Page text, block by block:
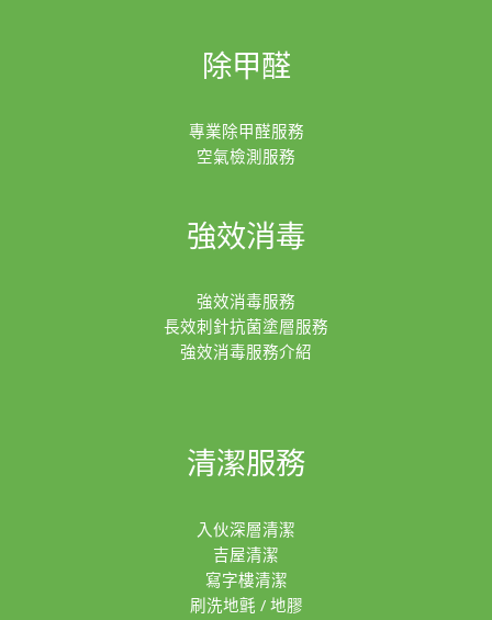
除甲醛
專業除甲醛服務
空氣檢測服務
強效消毒
強效消毒服務
長效刺針抗菌塗層服務
強效消毒服務介紹
清潔服務
入伙深層清潔
吉屋清潔
寫字樓清潔
刷洗地氈 / 地膠